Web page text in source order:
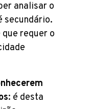
analisar o
secundário.
requer o
: é desta